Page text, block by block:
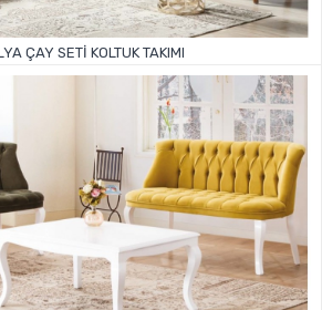
ÇAY SETI KOLTUK TAKIMI